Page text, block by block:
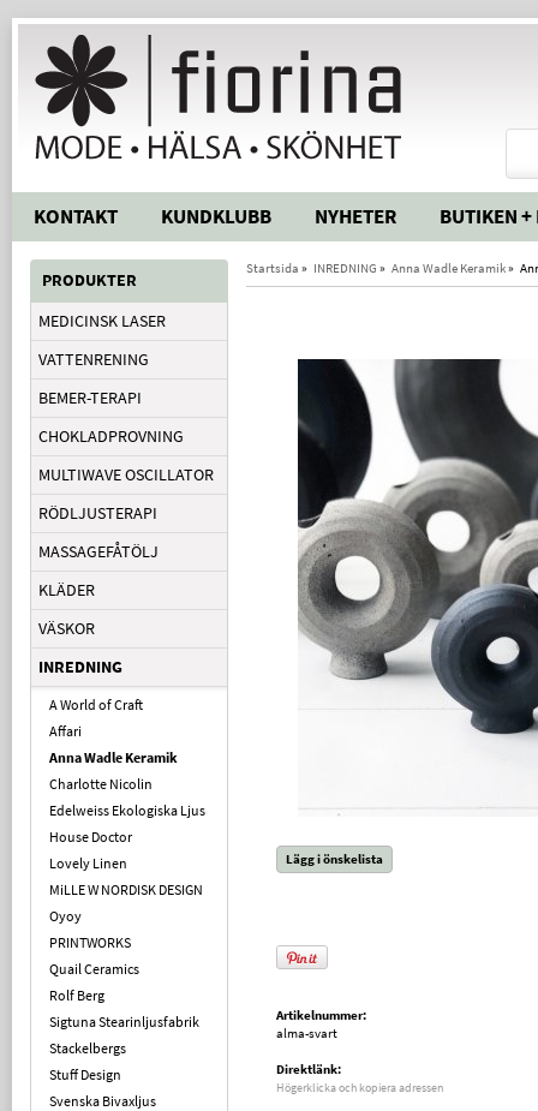
KONTAKT KUNDKLUBB NYHETER BUTIKEN +
PRODUKTER
MEDICINSK LASER
VATTENRENING
BEMER-TERAPI
CHOKLADPROVNING
MULTIWAVE OSCILLATOR
RÖDLJUSTERAPI
MASSAGEFÅTÖLJ
KLÄDER
VÄSKOR
INREDNING
A World of Craft
Affari
Anna Wadle Keramik
Charlotte Nicolin
Edelweiss Ekologiska Ljus
House Doctor
Lovely Linen
MiLLE W NORDISK DESIGN
Oyoy
PRINTWORKS
Quail Ceramics
Rolf Berg
Sigtuna Stearinljusfabrik
Stackelbergs
Stuff Design
Svenska Bivaxljus
Startsida » INREDNING » Anna Wadle Keramik»
Lägg i önskelista
Artikelnummer:
alma-svart
Direktlänk:
Högerklicka och kopiera adressen